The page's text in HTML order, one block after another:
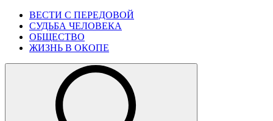
Skip
content
Primary
Menu
ВЕСТИ С ПЕРЕДОВОЙ
СУДЬБА ЧЕЛОВЕКА
ОБЩЕСТВО
ЖИЗНЬ В ОКОПЕ